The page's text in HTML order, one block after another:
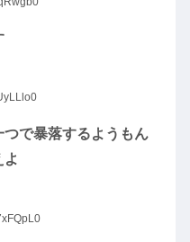
つで暴落するようもん